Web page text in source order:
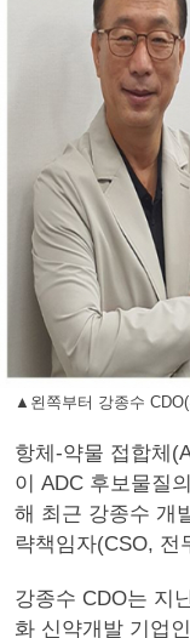
▲왼쪽부터 강종수
항체-약물 접합체
이 ADC 후보물질
해 최근 강종수 개
략책임자(CSO, 전
강종수 CDO는 지
화 신약개발 기업